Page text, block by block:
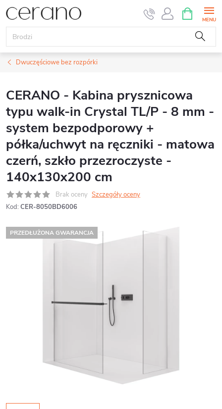
Przejść
do
treści
KOSZYK
Dwuczęściowe bez rozpórki
CERANO - Kabina prysznicowa
typu walk-in Crystal TL/P - 8 mm -
system bezpodporowy +
półka/uchwyt na ręczniki - matowa
czerń, szkło przezroczyste -
140x130x200 cm
Brak oceny Szczegóły oceny
Kod: CER-8050BD6006
PRZEDŁUŻONA GWARANCJA